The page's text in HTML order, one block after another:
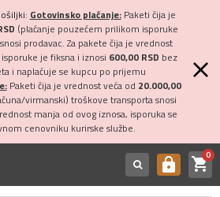
Gotovinsko plaćanje:Paketi čija je
(plaćanje pouzećem prilikom isporuke
prodavac. Za pakete čija je vrednost
je fiksna i iznosi 600,00 RSD bez
i naplaćuje se kupcu po prijemu
Paketi čija je vrednost veća od 20.000,00
virmanski) troškove transporta snosi
manja od ovog iznosa, isporuka se
cenovniku kurirske službe.
https shopping_cart0